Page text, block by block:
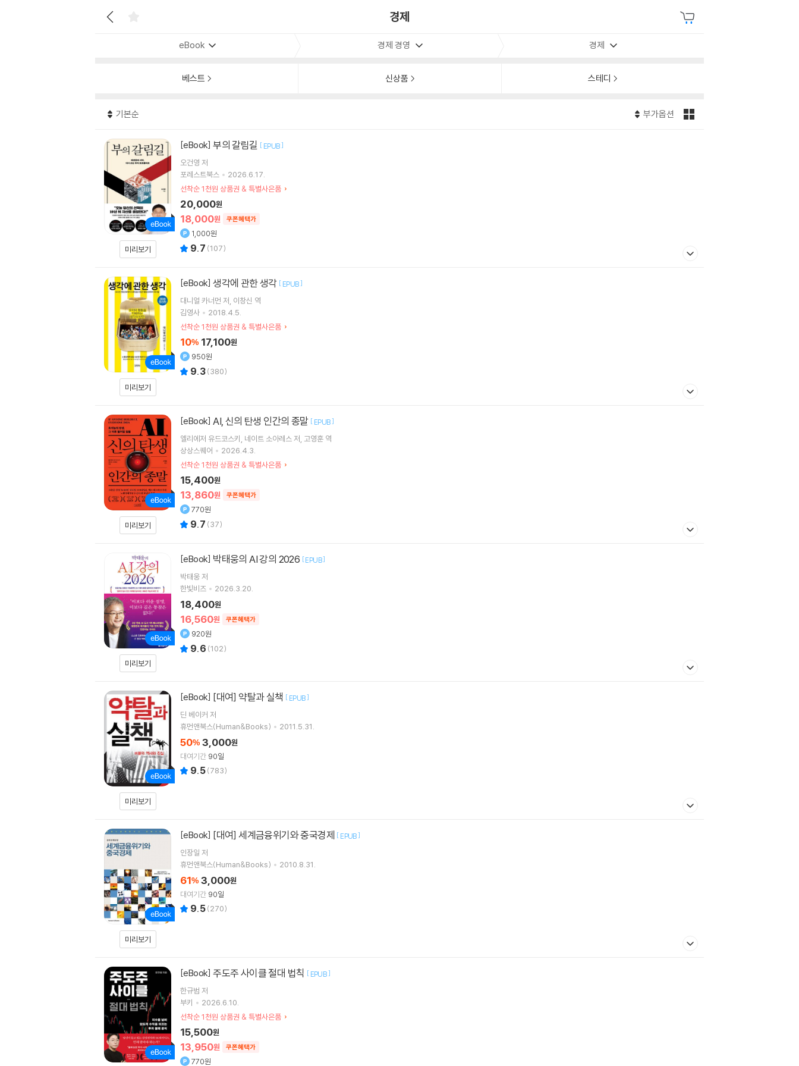
경제
eBook 경제 경영 경제
베스트 신상품 스테디
기본순 부가옵션
미리보기
[eBook] 부의 갈림길 [ EPUB]
오건영 저
포레스트북스
2026.6.17.
선착순 1천원 상품권 & 특별사은품
18,000원 쿠폰혜택가
20,000원
1,000원
9.7 (107)
미리보기
[eBook] 생각에 관한 생각 [ EPUB]
대니얼 카너먼 저 이창신 역
김영사
2018.4.5.
선착순 1천원 상품권 & 특별사은품
10% 17,100원
950원
9.3(380)
미리보기
[eBook] AI, 신의 탄생 인간의 종말 [ EPUB]
엘리에저 유드코스키 네이트 소아레스 저 고영훈 역
상상스퀘어
2026.4.3.
선착순 1천원 상품권 & 특별사은품
13,860원 쿠폰혜택가
15,400원
770원
9.7 (37)
미리보기
[eBook] 박태웅의 AI 강의 2026 [EPUB]
박태웅저
한빛비즈
2026.3.20.
16,560원 쿠폰혜택가
18,400원
920원
9.6 (102)
미리보기
[eBook] [대여] 약탈과 실책 [ EPUB]
딘 베이커 저
휴먼앤북스(Human&Books)
2011.5.31.
50% 3,000원
대여기간 90일
9.5(783)
미리보기
[eBook] [대여] 세계금융위기와 중국경제 [ EPUB]
인장일 저
휴먼앤북스(Human&Books)
2010.8.31.
61% 3,000원
대여기간 90일
9.5(270)
[eBook] 주도주 사이클 절대 법칙 [ EPUB]
한규범 저
부키
2026.6.10.
선착순 1천원 상품권 & 특별사은품
13,950원 쿠폰혜택가
15,500원
770원